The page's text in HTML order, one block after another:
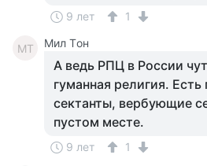
9 лет 1
МT Мил Tон
А ведь РПЦ в России
гуманная религия. Есть
сектанты, вербующие
пустом месте.
9 лет
1